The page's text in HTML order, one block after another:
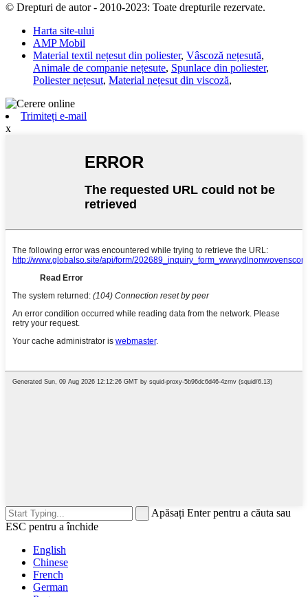
© Drepturi de autor - 2010-2023: Toate drepturile rezervate.
Harta site-ului
AMP Mobil
Material textil nețesut din poliester, Vâscoză nețesută,
Animale de companie nețesute, Spunlace din poliester,
Poliester nețesut, Material nețesut din viscoză,
Trimiteți e-mail
x
Apăsați Enter pentru a căuta sau
ESC pentru a închide
English
Chinese
French
German